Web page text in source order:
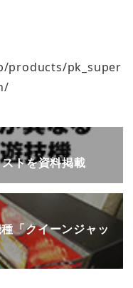
products/pk_super
ストを資料掲載
「クイーンジャッ